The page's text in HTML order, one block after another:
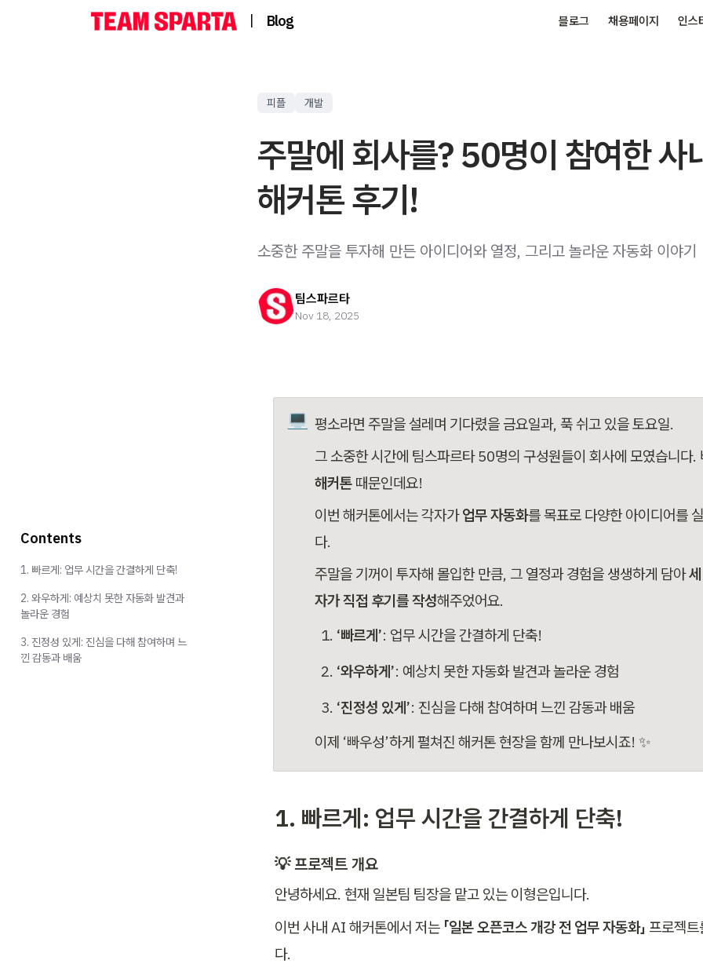
| Blog 블로그 채용페이지 인스
피플 개발
주말에 회사를? 50명이 참여한 사
해커톤 후기!
소중한 주말을 투자해 만든 아이디어와 열정, 그리고 놀라운 자동화 이야기
팀스파르타
Nov 18, 2025
💻 평소라면 주말을 설레며 기다렸을 금요일과, 푹 쉬고 있을 토요일.
그 소중한 시간에 팀스파르타 50명의 구성원들이 회사에 모였습니다.
해커톤 때문인데요!
이번 해커톤에서는 각자가 업무 자동화를 목표로 다양한 아이디어를
다.
주말을 기꺼이 투자해 몰입한 만큼, 그 열정과 경험을 생생하게 담아
자가 직접 후기를 작성해주었어요.
‘빠르게’: 업무 시간을 간결하게 단축!
‘와우하게’: 예상치 못한 자동화 발견과 놀라운 경험
‘진정성 있게’: 진심을 다해 참여하며 느낀 감동과 배움
이제 ‘빠우성’하게 펼쳐진 해커톤 현장을 함께 만나보시죠! ✨
1. 빠르게: 업무 시간을 간결하게 단축!
💡 프로젝트 개요
안녕하세요. 현재 일본팀 팀장을 맡고 있는 이형은입니다.
이번 사내 AI 해커톤에서 저는 「일본 오픈코스 개강 전 업무 자동화」 프로젝
다.
Contents
1. 빠르게: 업무 시간을 간결하게 단축!
2. 와우하게: 예상치 못한 자동화 발견과
놀라운 경험
3. 진정성 있게: 진심을 다해 참여하며 느
낀 감동과 배움